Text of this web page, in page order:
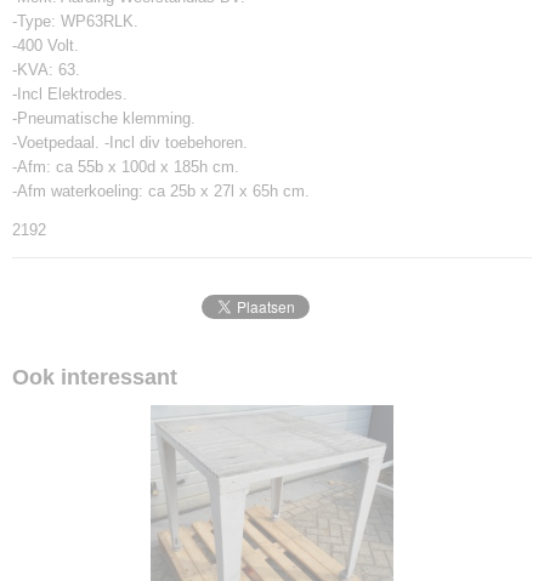
-Type: WP63RLK.
-400 Volt.
-KVA: 63.
-Incl Elektrodes.
-Pneumatische klemming.
-Voetpedaal. -Incl div toebehoren.
-Afm: ca 55b x 100d x 185h cm.
-Afm waterkoeling: ca 25b x 27l x 65h cm.
2192
Ook interessant